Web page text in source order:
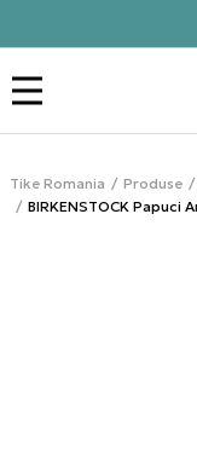
Tike Romania Produse
BIRKENSTOCK Papuci